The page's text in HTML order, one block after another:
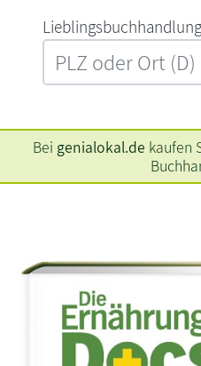
Bei genialokal.de kaufen